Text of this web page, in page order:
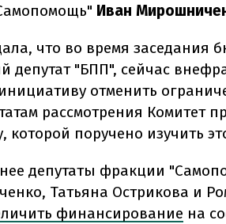
Иван
что во время заседания
депутат "БПП", сейчас
отменить
рассмотрения Комитет
которой поручено изучить
депутаты фракции
Татьяна Острикова и
финансирование на